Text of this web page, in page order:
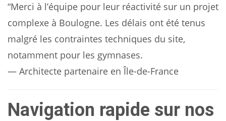
“Merci à l’équipe pour leur réactivité sur un projet
complexe à Boulogne. Les délais ont été tenus
malgré les contraintes techniques du site,
notamment pour les gymnases.
— Architecte partenaire en Île-de-France
Navigation rapide sur nos